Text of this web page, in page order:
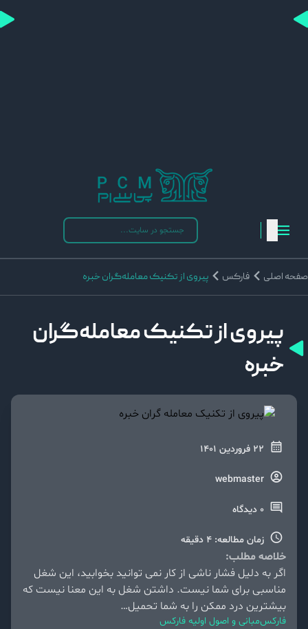
اصلی فارکس پیروی از تکنیک معامله‌گران خبره
پیروی از تکنیک معامله‌گران
خبره
22 فروردین 1401
webmaster
0 دیدگاه
زمان مطالعه: 4 دقیقه
خلاصه مطلب:
اگر به دلیل فشار ناشی از کار نمی توانید بخوابید، این شغل
مناسبی برای شما نیست. داشتن شغل به این معنا نیست که
بیشترین درد ممکن را به شما تحمیل…
فارکسمبانی و اصول اولیه فارکس